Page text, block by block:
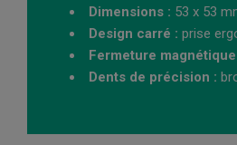
Dimensions : 53 x 53
Design carré : prise
Fermeture
Dents de précision :